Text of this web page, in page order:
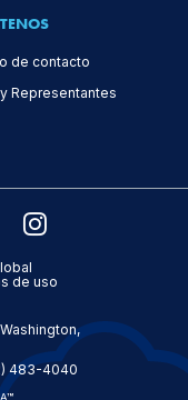
de contacto
Representantes
de uso
483-4040